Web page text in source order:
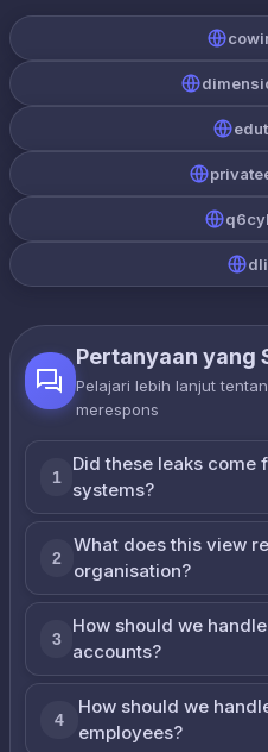
Pertanyaan yang
Pelajari lebih lanjut
merespons
1
Did these leaks come
systems?
2
What does this view
organisation?
3
How should we
accounts?
4
How should we
employees?